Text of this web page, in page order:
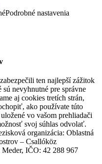
Podrobné nastavenia
ten najlepší zážitok
nevyhnutné pre správne
aj cookies tretích strán,
ako používate túto
vo vašom prehliadači
svoj súhlas odvolať.
organizácia: Oblastná
– Csallóköz
IČO: 42 288 967